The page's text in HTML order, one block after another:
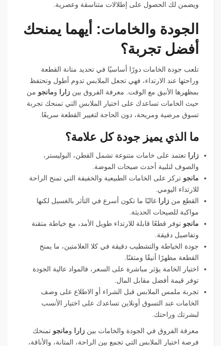
ويضمن لك الحصول على إطلالات متناسقة وعصرية.
الجودة والخامات: أيهما يمنحك
أفضل تجربة؟
تلعب جودة الخامات دورًا أساسيًا في تحديد متانة القطعة
وراحتها عند الارتداء، فهي تجعل الملابس تدوم أطول وتحتفظ
بمظهرها الأنيق مع الوقت. معرفة الفروق بين زارا ومانجو من
حيث الخامات تساعدك على اختيار الملابس التي تمنحك تجربة
تسوق مرضية ومريحة، دون الحاجة لتغيير القطعة سريعًا.
ما الذي يميز جودة كل علامة؟
زارا
تعتمد على خامات متنوعة تشمل القطن، البوليستر،
والصوف لتلبية أحدث صيحات الموضة.
مانجو تركز على الخامات الطبيعية والخفيفة التي تمنح الراحة
للارتداء اليومي.
القطع من زارا
غالبًا ما تكون أسرع في التأثر بالغسيل لكنها
مواكبة للصيحات الحديثة.
مانجو توفر قطعًا قابلة للارتداء طويل الأمد، مع خياطة متقنة
وتفاصيل دقيقة.
جودة الخياطة والتشطيب دقيقة في كلا العلامتين، ما يمنح
القطعة مظهرًا أنيقًا ومتقنًا.
اختيار الخامة يؤثر مباشرة على السعر، فالمواد عالية الجودة
توفر قيمة أفضل مقابل المال.
تجربة ملمس الملابس قبل الشراء أو الاطلاع على وصف
الخامات عند التسوق أونلاين تساعدك على اختيار الأنسب
لبشرتك وراحتك.
معرفة الفروق في الجودة والخامات بين زارا ومانجو تمنحك
فرصة اختيار الملابس التي تجمع بين الراحة، المتانة، والأناقة،